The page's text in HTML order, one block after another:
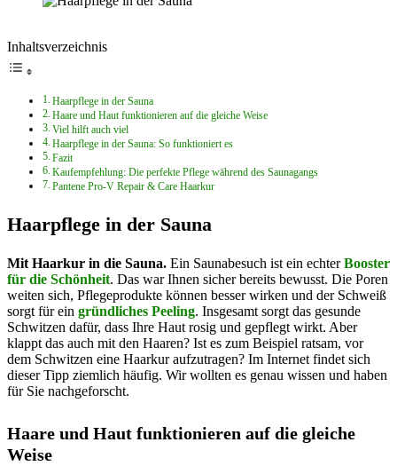
Inhaltsverzeichnis
Haarpflege in der Sauna
Haare und Haut funktionieren auf die gleiche Weise
Viel hilft auch viel
Haarpflege in der Sauna: So funktioniert es
Fazit
Kaufempfehlung: Die perfekte Pflege während des Saunagangs
Pantene Pro-V Repair & Care Haarkur
Haarpflege in der Sauna
Mit Haarkur in die Sauna. Ein Saunabesuch ist ein echterBooster
für die Schönheit. Das war Ihnen sicher bereits bewusst. Die Poren
weiten sich, Pflegeprodukte können besser wirken und der Schweiß
sorgt für ein gründliches Peeling. Insgesamt sorgt das gesunde
Schwitzen dafür, dass Ihre Haut rosig und gepflegt wirkt. Aber
klappt das auch mit den Haaren? Ist es zum Beispiel ratsam, vor
dem Schwitzen eine Haarkur aufzutragen? Im Internet findet sich
dieser Tipp ziemlich häufig. Wir wollten es genau wissen und haben
für Sie nachgeforscht.
Haare und Haut funktionieren auf die gleiche
Weise